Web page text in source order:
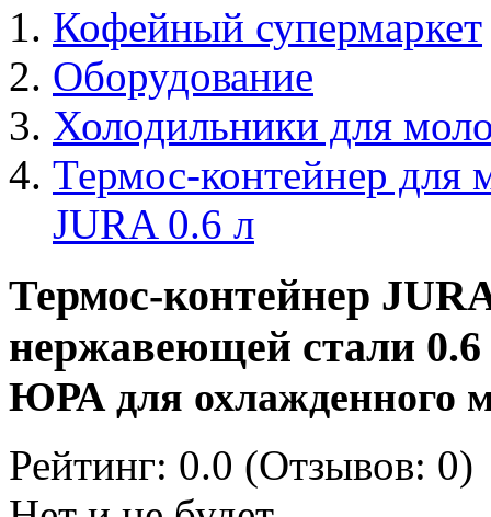
Кофейный супермаркет
Оборудование
Холодильники для
Термос-контейнер для
JURA 0.6 л
Термос-контейнер
нержавеющей стали
ЮРА для охлажденного
Рейтинг: 0.0 (Отзывов: 0)